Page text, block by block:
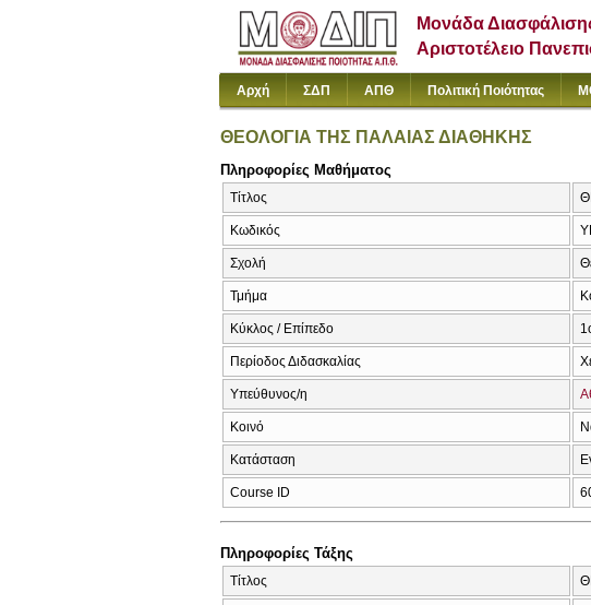
Μονάδα
Αριστοτέλειο
Αρχή ΣΔΠ ΑΠΘ Πολιτική Ποιότητας
ΘΕΟΛΟΓΙΑ ΤΗΣ ΠΑΛΑΙΑΣ ΔΙΑΘΗΚΗΣ
Πληροφορίες Μαθήματος
Τίτλος
Κωδικός
Σχολή
Τμήμα
Κύκλος / Επίπεδο
Περίοδος Διδασκαλίας
Υπεύθυνος/η
Κοινό
Κατάσταση
Course ID
Πληροφορίες Τάξης
Τίτλος